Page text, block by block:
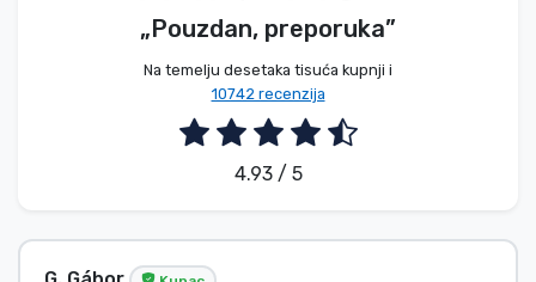
„Pouzdan, preporuka”
Na temelju desetaka tisuća kupnji i
10742 recenzija
4.93 / 5